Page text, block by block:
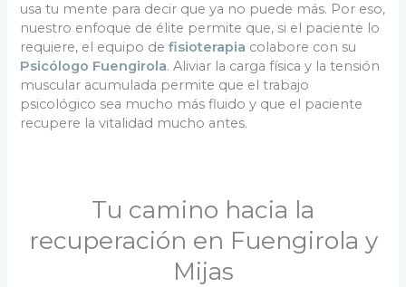
usa tu mente para decir que ya no puede más. Por eso,
nuestro enfoque de élite permite que, si el paciente lo
requiere, el equipo defisioterapia colabore con su
Psicólogo Fuengirola. Aliviar la carga física y la tensión
muscular acumulada permite que el trabajo
psicológico sea mucho más fluido y que el paciente
recupere la vitalidad mucho antes.
Tu camino hacia la
recuperación en Fuengirola y
Mijas